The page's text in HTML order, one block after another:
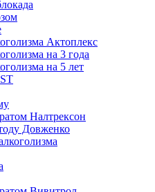
Актоплекс
на 3 года
на 5 лет
Налтрексон
Довженко